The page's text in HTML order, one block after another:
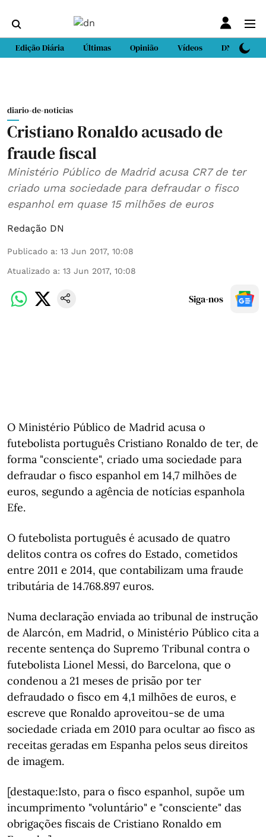
Edição Diária Últimas Opinião Vídeos DN Sport
diario-de-noticias
Cristiano Ronaldo acusado de
fraude fiscal
Ministério Público de Madrid acusa CR7 de ter
criado uma sociedade para defraudar o fisco
espanhol em quase 15 milhões de euros
Redação DN
Publicado a: 13 Jun 2017, 10:08
Atualizado a: 13 Jun 2017, 10:08
Siga-nos
O Ministério Público de Madrid acusa o
futebolista português Cristiano Ronaldo de ter, de
forma "consciente", criado uma sociedade para
defraudar o fisco espanhol em 14,7 milhões de
euros, segundo a agência de notícias espanhola
Efe.
O futebolista português é acusado de quatro
delitos contra os cofres do Estado, cometidos
entre 2011 e 2014, que contabilizam uma fraude
tributária de 14.768.897 euros.
Numa declaração enviada ao tribunal de instrução
de Alarcón, em Madrid, o Ministério Público cita a
recente sentença do Supremo Tribunal contra o
futebolista Lionel Messi, do Barcelona, que o
condenou a 21 meses de prisão por ter
defraudado o fisco em 4,1 milhões de euros, e
escreve que Ronaldo aproveitou-se de uma
sociedade criada em 2010 para ocultar ao fisco as
receitas geradas em Espanha pelos seus direitos
de imagem.
[destaque:Isto, para o fisco espanhol, supõe um
incumprimento "voluntário" e "consciente" das
obrigações fiscais de Cristiano Ronaldo em